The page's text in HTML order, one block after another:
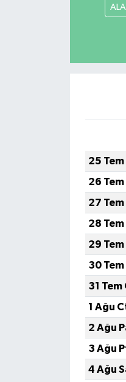
25
26 Tem
27 Tem
28 Tem
29 Tem
30 Tem
31 Tem
1 Ağu
2 Ağu
3 Ağu
4 Ağu